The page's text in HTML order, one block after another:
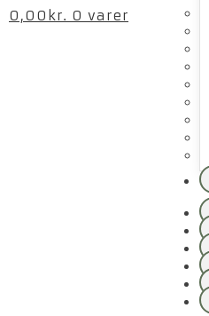
0,00 kr. 0 varer